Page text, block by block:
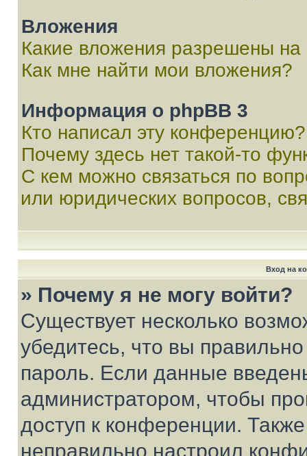
Вложения
Какие вложения разрешены
Как мне найти мои вложения?
Информация о phpBB 3
Кто написал эту конференцию?
Почему здесь нет такой-то
С кем можно связаться по
или юридических вопросов,
Вход на
» Почему я не могу войти?
Существует несколько
убедитесь, что вы
пароль. Если данные
администратором, чтобы
доступ к конференции.
неправильно настроил